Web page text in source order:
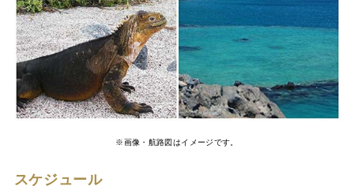
※画像・航路図はイメージです。
スケジュール